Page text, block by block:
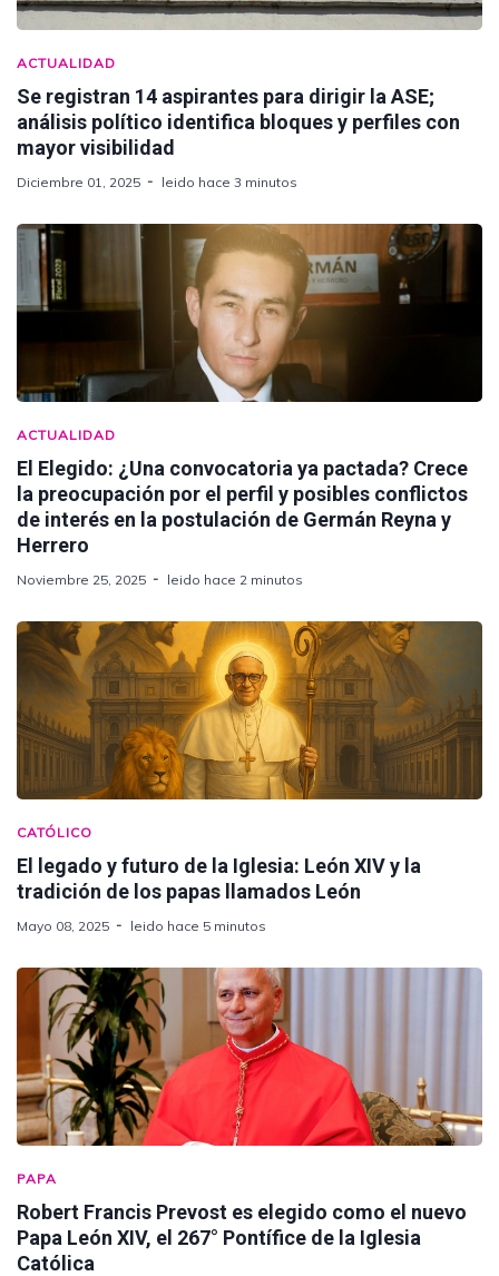
ACTUALIDAD
Se registran 14 aspirantes para dirigir la ASE;
análisis político identifica bloques y perfiles con
mayor visibilidad
Diciembre 01, 2025 leido hace 3 minutos
ACTUALIDAD
El Elegido: ¿Una convocatoria ya pactada? Crece
la preocupación por el perfil y posibles conflictos
de interés en la postulación de Germán Reyna y
Herrero
Noviembre 25, 2025 leido hace 2 minutos
CATÓLICO
El legado y futuro de la Iglesia: León XIV y la
tradición de los papas llamados León
Mayo 08, 2025 leido hace 5 minutos
PAPA
Robert Francis Prevost es elegido como el nuevo
Papa León XIV, el 267° Pontífice de la Iglesia
Católica